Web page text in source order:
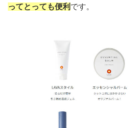
ってとっても便利 です。